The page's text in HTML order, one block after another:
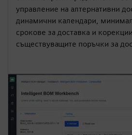
управление на алтернативни
динамични календари,
срокове за доставка и
съществуващите поръчки за